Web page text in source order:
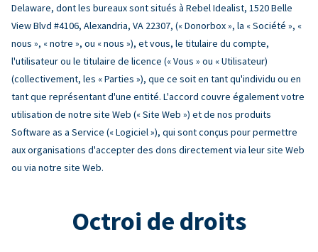
Delaware, dont les bureaux sont situés à Rebel Idealist, 1520 Belle
View Blvd #4106, Alexandria, VA 22307, (« Donorbox », la « Société », «
nous », « notre », ou « nous »), et vous, le titulaire du compte,
l'utilisateur ou le titulaire de licence (« Vous » ou « Utilisateur)
(collectivement, les « Parties »), que ce soit en tant qu'individu ou en
tant que représentant d'une entité. L'accord couvre également votre
utilisation de notre site Web (« Site Web ») et de nos produits
Software as a Service (« Logiciel »), qui sont conçus pour permettre
aux organisations d'accepter des dons directement via leur site Web
ou via notre site Web.
Octroi de droits